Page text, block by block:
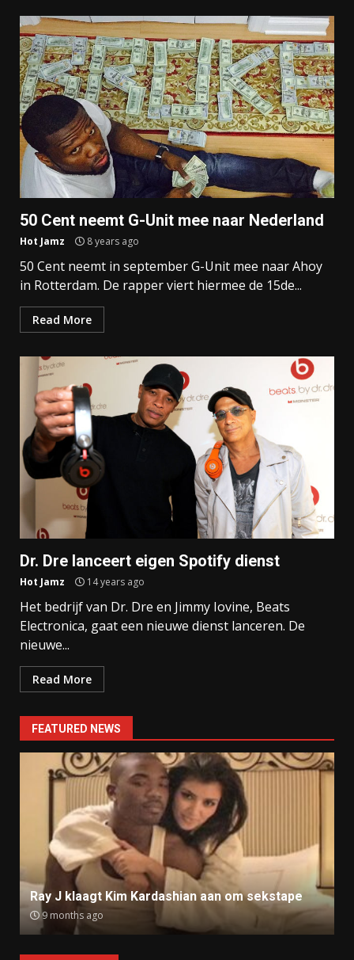
50 Cent neemt G-Unit mee naar Nederland
Hot Jamz 8 years ago
50 Cent neemt in september G-Unit mee naar Ahoy
in Rotterdam. De rapper viert hiermee de 15de...
Read More
Dr. Dre lanceert eigen Spotify dienst
Hot Jamz 14 years ago
Het bedrijf van Dr. Dre en Jimmy Iovine, Beats
Electronica, gaat een nieuwe dienst lanceren. De
nieuwe...
Read More
FEATURED NEWS
Ray J klaagt Kim Kardashian aan om sekstape
9 months ago